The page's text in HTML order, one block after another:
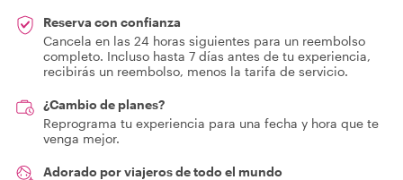
Reserva con confianza
Cancela en las 24 horas siguientes para un reembolso
completo. Incluso hasta 7 días antes de tu experiencia,
recibirás un reembolso, menos la tarifa de servicio.
¿Cambio de planes?
Reprograma tu experiencia para una fecha y hora que te
venga mejor.
Adorado por viajeros de todo el mundo